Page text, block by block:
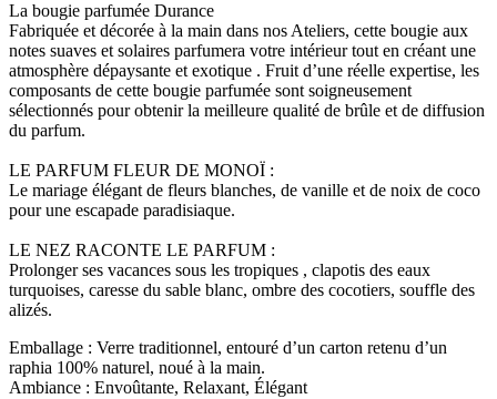
La bougie parfumée Durance
Fabriquée et décorée à la main dans nos Ateliers, cette bougie aux
notes suaves et solaires parfumera votre intérieur tout en créant une
atmosphère dépaysante et exotique . Fruit d’une réelle expertise, les
composants de cette bougie parfumée sont soigneusement
sélectionnés pour obtenir la meilleure qualité de brûle et de diffusion
du parfum.
LE PARFUM FLEUR DE MONOÏ :
Le mariage élégant de fleurs blanches, de vanille et de noix de coco
pour une escapade paradisiaque.
LE NEZ RACONTE LE PARFUM :
Prolonger ses vacances sous les tropiques , clapotis des eaux
turquoises, caresse du sable blanc, ombre des cocotiers, souffle des
alizés.
Emballage : Verre traditionnel, entouré d’un carton retenu d’un
raphia 100% naturel, noué à la main.
Ambiance : Envoûtante, Relaxant, Élégant